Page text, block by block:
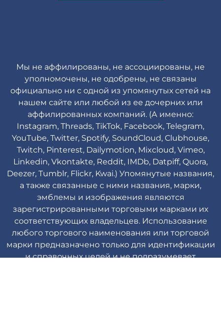
Мы не аффилированы, не ассоциированы, не
уполномочены, не одобрены, не связаны
официально ни с одной из упомянутых сетей на
нашем сайте или любой из ее дочерних или
аффилированных компаний. (А именно:
Instagram, Threads, TikTok, Facebook, Telegram,
YouTube, Twitter, Spotify, SoundCloud, Clubhouse,
Twitch, Pinterest, Dailymotion, Mixcloud, Vimeo,
Linkedin, Vkontakte, Reddit, IMDb, Datpiff, Quora,
Deezer, Tumblr, Flickr, Kwai.) Упомянутые названия,
а также связанные с ними названия, марки,
эмблемы и изображения являются
зарегистрированными торговыми марками их
соответствующих владельцев. Использование
любого торгового наименования или торговой
марки предназначено только для идентификации
и справочных целей и не подразумевает